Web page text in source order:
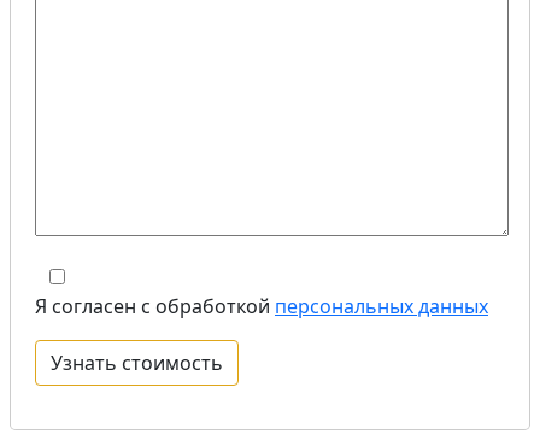
Я согласен с обработкой персональных данных